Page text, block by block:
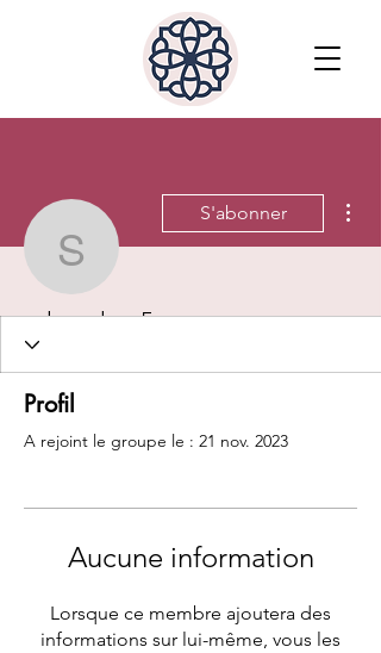
salomelevy5
S'abonner
salomelevy5
Profil
A rejoint le groupe le : 21 nov. 2023
Aucune information
Lorsque ce membre ajoutera des
informations sur lui-même, vous les